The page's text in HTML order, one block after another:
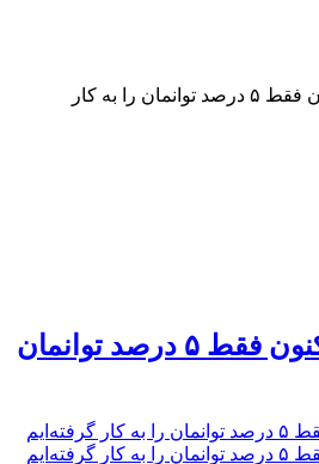
مقام حزب‌الله: تاکنون فقط ۵ درصد توانمان را به کار
مقام حزب‌الله: تاکنون فقط ۵ درصد توانمان